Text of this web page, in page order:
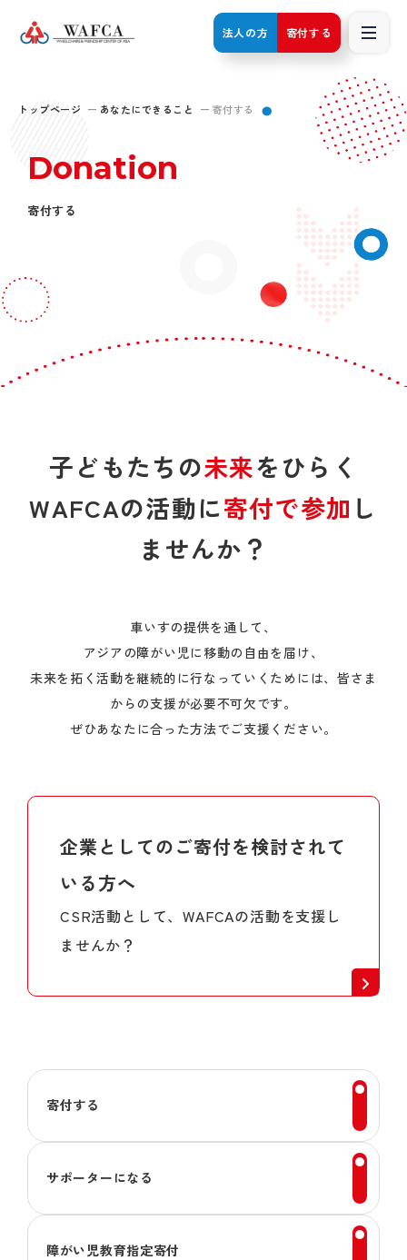
法人の方 寄付する
トップページ あなたにできること 寄付する
Donation
寄付する
子どもたちの未来をひらく
WAFCAの活動に寄付で参加 し
ませんか？
車いすの提供を通して、
アジアの障がい児に移動の自由を届け、
未来を拓く活動を継続的に行なっていくためには、皆さま
からの支援が必要不可欠です。
ぜひあなたに合った方法でご支援ください。
企業としてのご寄付を検討されて
いる方へ
CSR活動として、WAFCAの活動を支援し
ませんか？
寄付する
サポーターになる
障がい児教育指定寄付